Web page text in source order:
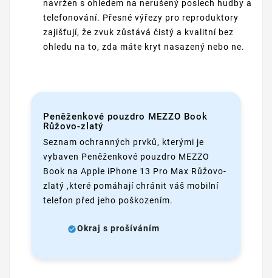
navržen s ohledem na nerušený poslech hudby a
telefonování. Přesné výřezy pro reproduktory
zajišťují, že zvuk zůstává čistý a kvalitní bez
ohledu na to, zda máte kryt nasazený nebo ne.
Peněženkové pouzdro MEZZO Book
Růžovo-zlatý
Seznam ochranných prvků, kterými je
vybaven Peněženkové pouzdro MEZZO
Book na Apple iPhone 13 Pro Max Růžovo-
zlatý ,které pomáhají chránit váš mobilní
telefon před jeho poškozením.
Okraj s prošíváním